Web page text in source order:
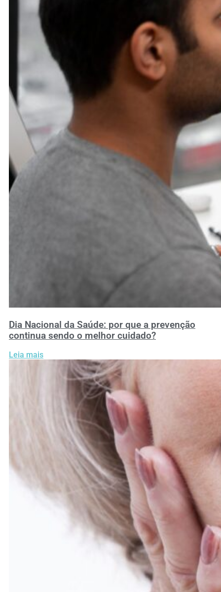
Dia Nacional da Saúde: por que a prevenção
continua sendo o melhor cuidado?
Leia mais